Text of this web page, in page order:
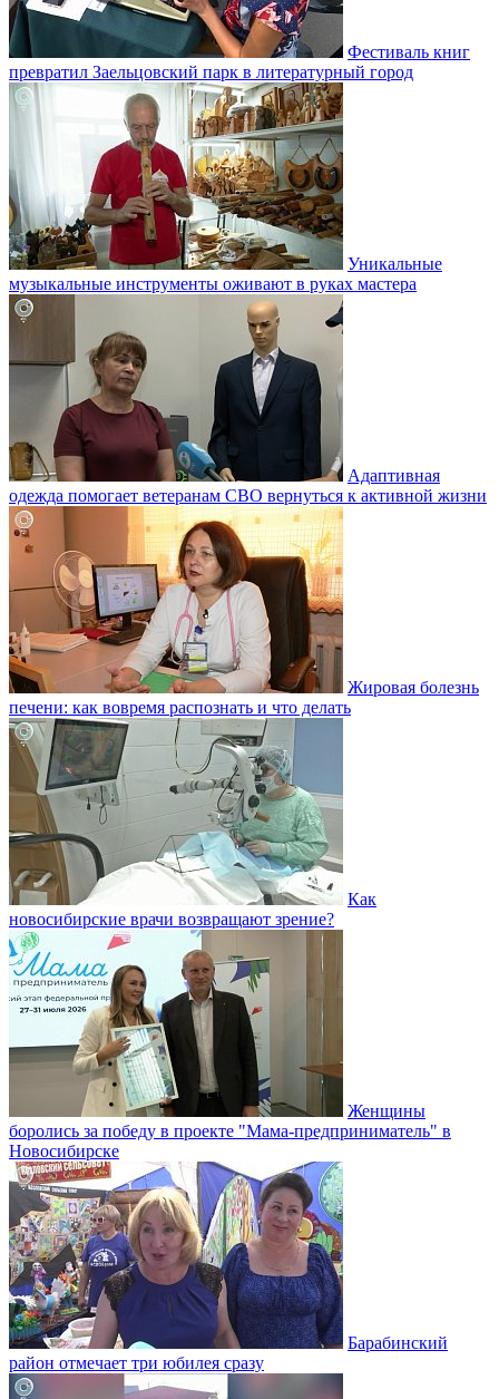
Фестиваль книг
превратил Заельцовский парк в литературный город
Уникальные
музыкальные инструменты оживают в руках мастера
Адаптивная
одежда помогает ветеранам СВО вернуться к активной жизни
Жировая болезнь
печени: как вовремя распознать и что делать
Как
новосибирские врачи возвращают зрение?
Женщины
боролись за победу в проекте "Мама-предприниматель" в
Новосибирске
Барабинский
район отмечает три юбилея сразу